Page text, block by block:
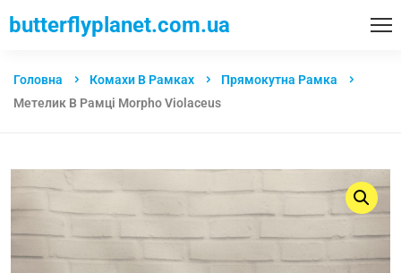
butterflyplanet.com.ua
Головна Комахи В Рамках
Прямокутна Рамка
Метелик В Рамці Morpho Violaceus